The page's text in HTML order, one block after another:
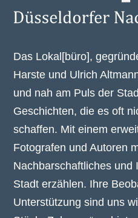
Das Lokal[büro],
Harste und Ulrich
und nah am Puls der
Geschichten, die es oft
schaffen. Mit einem
Fotografen und Autoren
Nachbarschaftliches und
Stadt erzählen. Ihre
Unterstützung sind uns